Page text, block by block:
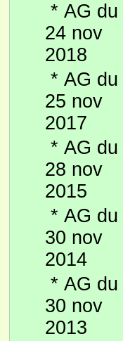
* AG du
24 nov
2018
* AG du
25 nov
2017
* AG du
28 nov
2015
* AG du
30 nov
2014
* AG du
30 nov
2013